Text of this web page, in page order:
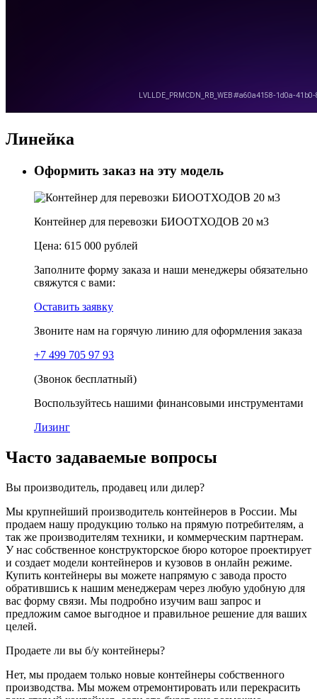
Линейка
Оформить заказ на эту модель
Контейнер для перевозки БИООТХОДОВ 20 м3
Цена: 615 000 рублей
Заполните форму заказа и наши менеджеры обязательно
свяжутся с вами:
Оставить заявку
Звоните нам на горячую линию для оформления заказа
+7 499 705 97 93
(Звонок бесплатный)
Воспользуйтесь нашими финансовыми инструментами
Лизинг
Часто задаваемые вопросы
Вы производитель, продавец или дилер?
Мы крупнейший производитель контейнеров в России. Мы
продаем нашу продукцию только на прямую потребителям, а
так же производителям техники, и коммерческим партнерам.
У нас собственное конструкторское бюро которое проектирует
и создает модели контейнеров и кузовов в онлайн режиме.
Купить контейнеры вы можете напрямую с завода просто
обратившись к нашим менеджерам через любую удобную для
вас форму связи. Мы подробно изучим ваш запрос и
предложим самое выгодное и правильное решение для ваших
целей.
Продаете ли вы б/у контейнеры?
Нет, мы продаем только новые контейнеры собственного
производства. Мы можем отремонтировать или перекрасить